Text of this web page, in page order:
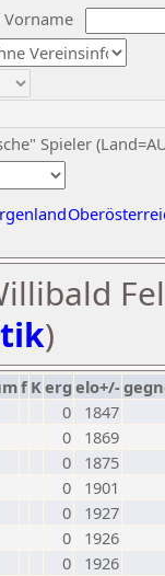
Vorname
Spieler
)
f Kerg elo+/-
0
1847
0
1869
0
1875
0
1901
0
1927
0
1926
0
1926